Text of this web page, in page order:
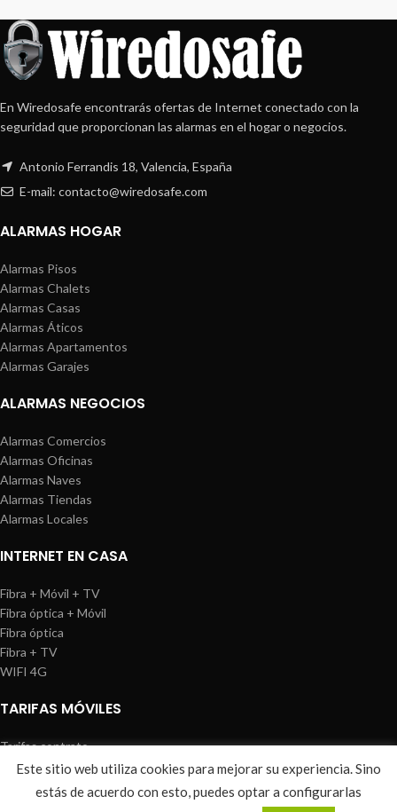
En Wiredosafe encontrarás ofertas de Internet conectado con la
seguridad que proporcionan las alarmas en el hogar o negocios.
Antonio Ferrandis 18, Valencia, España
E-mail: contacto@wiredosafe.com
ALARMAS HOGAR
Alarmas Pisos
Alarmas Chalets
Alarmas Casas
Alarmas Áticos
Alarmas Apartamentos
Alarmas Garajes
ALARMAS NEGOCIOS
Alarmas Comercios
Alarmas Oficinas
Alarmas Naves
Alarmas Tiendas
Alarmas Locales
INTERNET EN CASA
Fibra + Móvil + TV
Fibra óptica + Móvil
Fibra óptica
Fibra + TV
WIFI 4G
TARIFAS MÓVILES
Tarifas contrato
Tarifas prepago
WIREDOSAFE Aviso Legal Política de Cookies |Sitemap
Este sitio web utiliza cookies para mejorar su experiencia. Sino
estás de acuerdo con esto, puedes optar a configurarlas